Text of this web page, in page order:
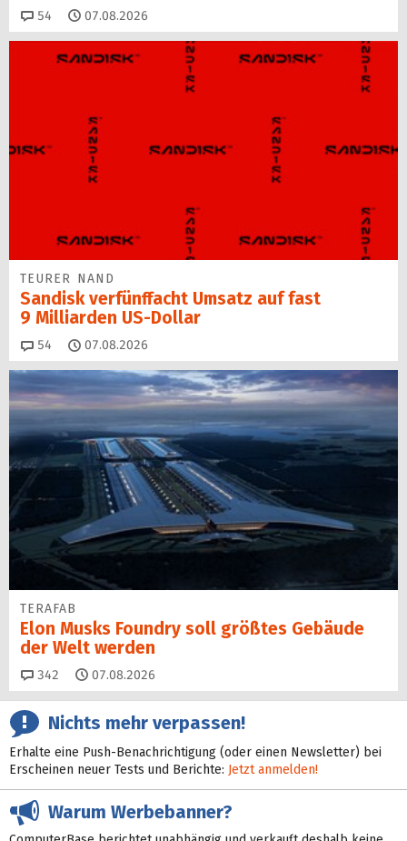
54 Kommentare
07.08.2026
TEURER NAND
Sandisk verfünffacht Umsatz auf fast
9 Milliarden US-Dollar
54 Kommentare
07.08.2026
TERAFAB
Elon Musks Foundry soll größ­tes Gebäude
der Welt werden
342 Kommentare
07.08.2026
Nichts mehr verpassen!
Erhalte eine Push-Benachrichtigung (oder einen Newsletter) bei
Erscheinen neuer Tests und Berichte: Jetzt anmelden!
Warum Werbebanner?